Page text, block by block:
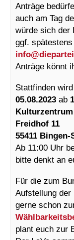
Anträge
auch am Tag
würde sich der
ggf.
info@
Anträge könnt
Stattfinden
05.08.2023 ab
Freidhof 11
55411 Bingen-
Ab 11:00 Uhr
bitte denkt an
Für die zum
Aufstellung
gerne schon
plant euch zur